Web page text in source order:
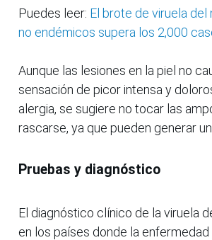
Puedes leer: El brote de viruela del
no endémicos supera los 2,000
Aunque las lesiones en la piel no
sensación de picor intensa y
alergia, se sugiere no tocar las
rascarse, ya que pueden generar
Pruebas y diagnóstico
El diagnóstico clínico de la viruela
en los países donde la enfermedad